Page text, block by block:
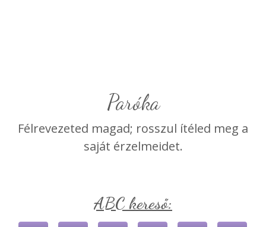
paróka
Félrevezeted magad; rosszul ítéled meg a
saját érzelmeidet.
ABC kereső: